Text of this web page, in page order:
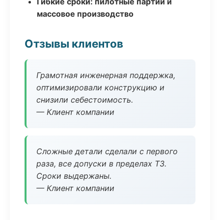
массовое производство
Отзывы клиентов
Грамотная инженерная поддержка,
оптимизировали конструкцию и
снизили себестоимость.
— Клиент компании
Сложные детали сделали с первого
раза, все допуски в пределах ТЗ.
Сроки выдержаны.
— Клиент компании